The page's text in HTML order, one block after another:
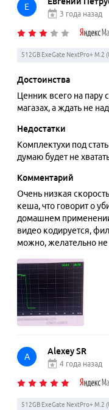
Е
3 года назад
512GB ExeGate NextPro+ M.2
Достоинства
Ценник всего на пару
магазах, а ждать не
Недостатки
Комплектухи под
думаю будет не
Комментарий
Очень низкая
кеша, что говорит о
домашнем применении
видео кодируется,
можно, желательно
A
Alexey SR
4 года назад
512GB ExeGate NextPro+ M.2